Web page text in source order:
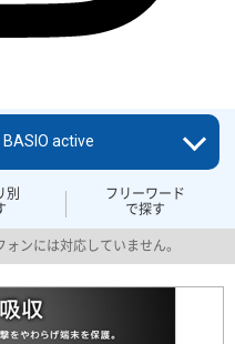
別
フリーワード
で探す
BASIO active
ンには対応していません。